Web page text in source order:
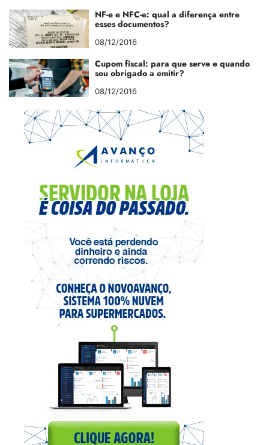
NF-e e NFC-e: qual a diferença entre
esses documentos?
08/12/2016
Cupom fiscal: para que serve e quando
sou obrigado a emitir?
08/12/2016